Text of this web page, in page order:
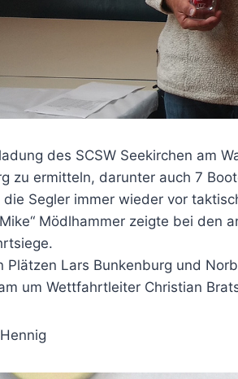
des SCSW Seekirchen am
zu ermitteln, darunter auch 7
die Segler immer wieder vor
Mike“ Mödlhammer zeigte bei den
Plätzen Lars Bunkenburg und
um Wettfahrtleiter Christian